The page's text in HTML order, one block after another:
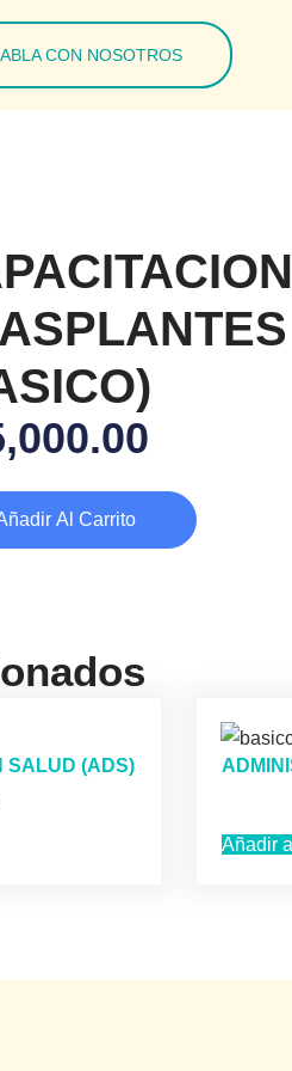
CON NOSOTROS
Al Carrito
SALUD (ADS)
Añadir